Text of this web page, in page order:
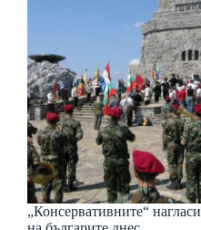
„Консервативните“ нагласи